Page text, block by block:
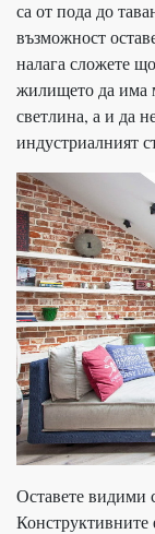
са от пода до
възможност
налага сложете
жилището да има
светлина, а и да
индустриалният
Оставете видими
Конструктивните